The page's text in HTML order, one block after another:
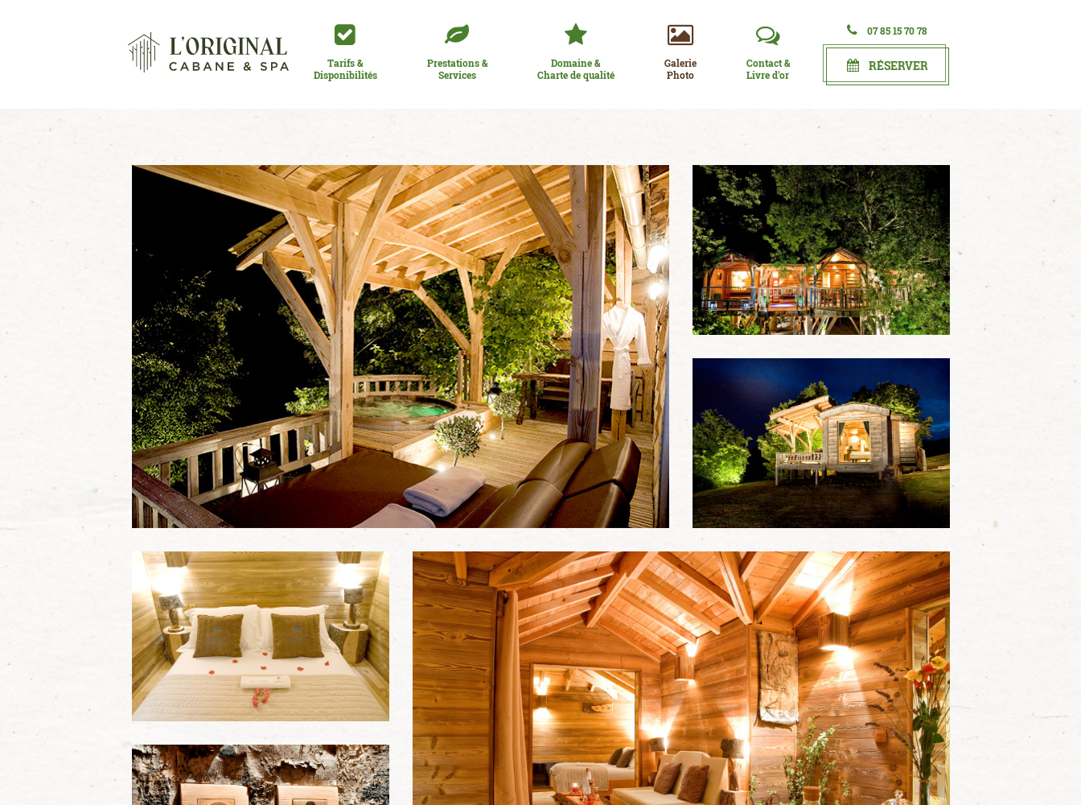
Tarifs &
Disponibilités
Prestations &
Services
Domaine &
Charte de qualité
Galerie
Photo
Contact &
Livre d'or
07 85 15 70 78
RÉSERVER